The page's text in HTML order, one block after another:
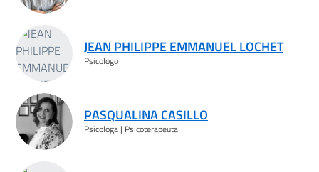
JEAN PHILIPPE EMMANUEL LOCHET
Psicologo
PASQUALINA CASILLO
Psicologa | Psicoterapeuta